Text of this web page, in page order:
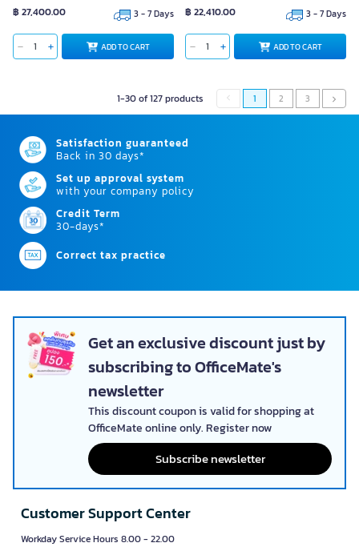
฿ 27,400.00 3 - 7 Days
ADD TO CART
฿ 22,410.00 3 - 7 Days
ADD TO CART
1-30 of 127 products 1 2 3
Satisfaction guaranteed
Back in 30 days*
Set up approval system
with your company policy
Credit Term
30-days*
Correct tax practice
Get an exclusive discount just by
subscribing to OfficeMate's
newsletter
This discount coupon is valid for shopping at
OfficeMate online only. Register now
Subscribe newsletter
Customer Support Center
Workday Service Hours 8.00 - 22.00